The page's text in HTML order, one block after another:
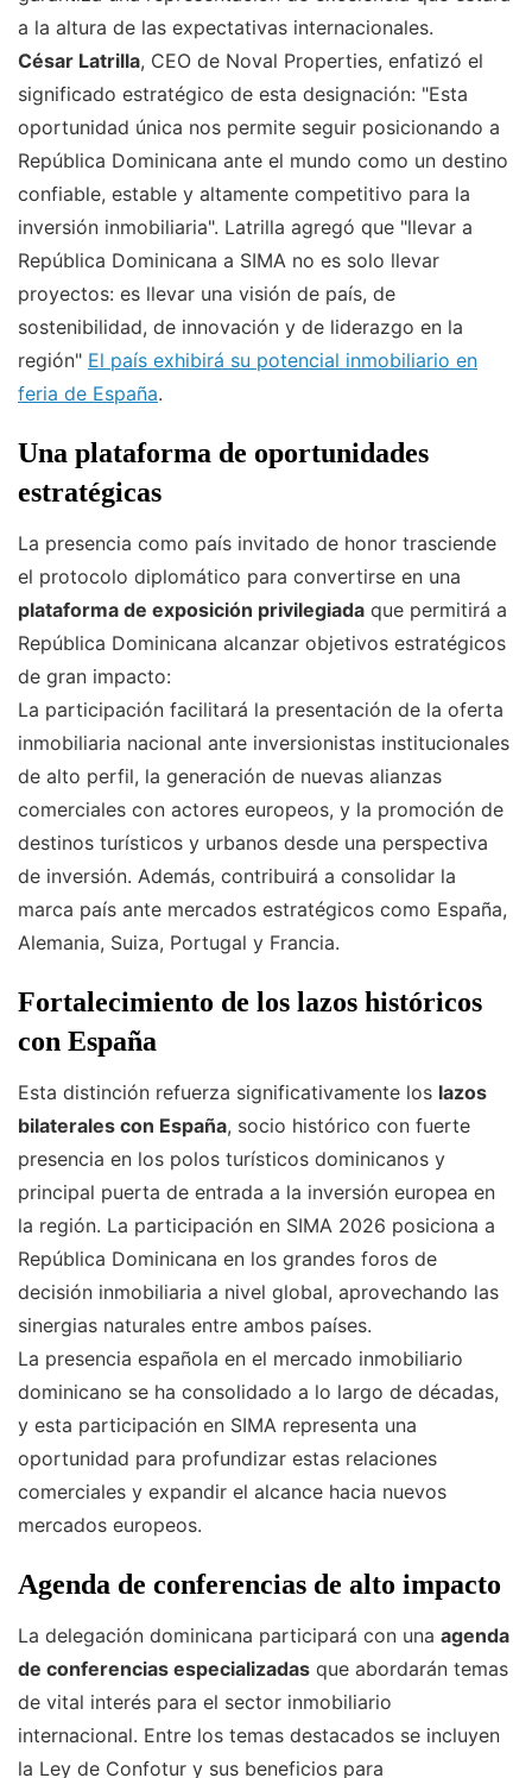
a la altura de las expectativas internacionales.
César Latrilla, CEO de Noval Properties, enfatizó el
significado estratégico de esta designación: "Esta
oportunidad única nos permite seguir posicionando a
República Dominicana ante el mundo como un destino
confiable, estable y altamente competitivo para la
inversión inmobiliaria". Latrilla agregó que "llevar a
República Dominicana a SIMA no es solo llevar
proyectos: es llevar una visión de país, de
sostenibilidad, de innovación y de liderazgo en la
región" El país exhibirá su potencial inmobiliario en
feria de España.
Una plataforma de oportunidades
estratégicas
La presencia como país invitado de honor trasciende
el protocolo diplomático para convertirse en una
plataforma de exposición privilegiada que permitirá a
República Dominicana alcanzar objetivos estratégicos
de gran impacto:
La participación facilitará la presentación de la oferta
inmobiliaria nacional ante inversionistas institucionales
de alto perfil, la generación de nuevas alianzas
comerciales con actores europeos, y la promoción de
destinos turísticos y urbanos desde una perspectiva
de inversión. Además, contribuirá a consolidar la
marca país ante mercados estratégicos como España,
Alemania, Suiza, Portugal y Francia.
Fortalecimiento de los lazos históricos
con España
Esta distinción refuerza significativamente los lazos
bilaterales con España, socio histórico con fuerte
presencia en los polos turísticos dominicanos y
principal puerta de entrada a la inversión europea en
la región. La participación en SIMA 2026 posiciona a
República Dominicana en los grandes foros de
decisión inmobiliaria a nivel global, aprovechando las
sinergias naturales entre ambos países.
La presencia española en el mercado inmobiliario
dominicano se ha consolidado a lo largo de décadas,
y esta participación en SIMA representa una
oportunidad para profundizar estas relaciones
comerciales y expandir el alcance hacia nuevos
mercados europeos.
Agenda de conferencias de alto impacto
La delegación dominicana participará con una agenda
de conferencias especializadas que abordarán temas
de vital interés para el sector inmobiliario
internacional. Entre los temas destacados se incluyen
la Ley de Confotur y sus beneficios para